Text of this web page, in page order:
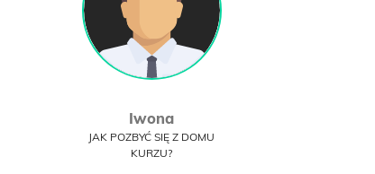
Iwona
JAK POZBYĆ SIĘ Z DOMU
KURZU?